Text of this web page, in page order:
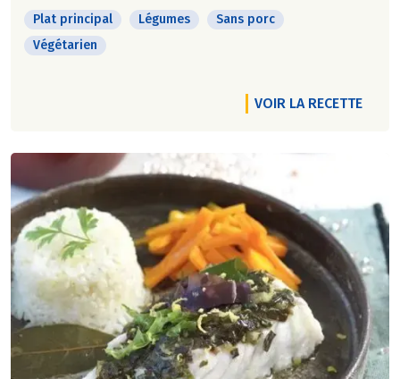
Plat principal Légumes
Sans porc
Végétarien
VOIR LA RECETTE